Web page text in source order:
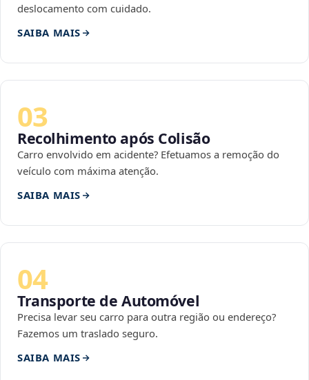
deslocamento com cuidado.
SAIBA MAIS
03
Recolhimento após Colisão
Carro envolvido em acidente? Efetuamos a remoção do
veículo com máxima atenção.
SAIBA MAIS
04
Transporte de Automóvel
Precisa levar seu carro para outra região ou endereço?
Fazemos um traslado seguro.
SAIBA MAIS